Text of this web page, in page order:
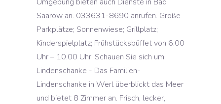
Saarow an. 033631-8690 anrufen. Große
Parkplätze; Sonnenwiese; Grillplatz;
Kinderspielplatz; Frühstücksbüffet von 6.00
Uhr – 10.00 Uhr; Schauen Sie sich um!
Lindenschanke - Das Familien-
Lindenschanke in Werl überblickt das Meer
und bietet 8 Zimmer an. Frisch, lecker,